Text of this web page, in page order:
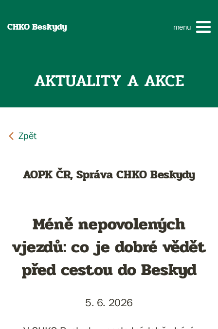
CHKO Beskydy menu
AKTUALITY A AKCE
AOPK ČR, Správa CHKO Beskydy
Méně nepovolených
vjezdů: co je dobré vědět
před cestou do Beskyd
5. 6. 2026